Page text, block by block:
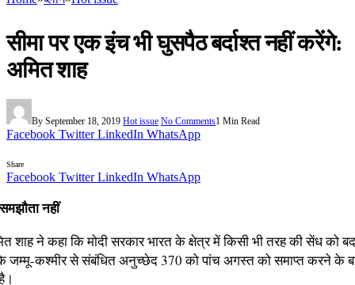
सीमा पर एक इंच भी घुसपैठ बर्दाश्त नहीं करेंगे:
अमित शाह
By September 18, 2019 Hot issue No Comments1 Min Read
Facebook Twitter LinkedIn WhatsApp
Share
Facebook Twitter LinkedIn WhatsApp
नहीं
शाह ने कहा कि मोदी सरकार भारत के क्षेत्र में किसी भी तरह की सेंध को
जम्मू-कश्मीर से संबंधित अनुच्छेद 370 को पांच अगस्त को समाप्त करने के